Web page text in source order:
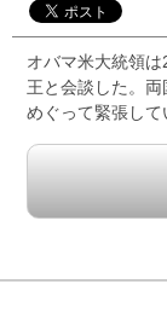
オバマ米大統領
王と会談した。
めぐって緊張して